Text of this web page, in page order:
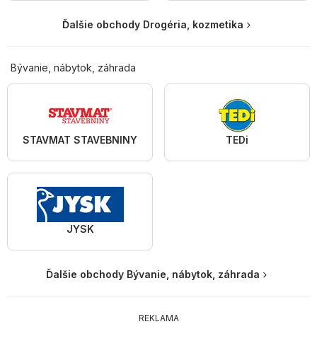
Ďalšie obchody Drogéria, kozmetika
Bývanie, nábytok, záhrada
STAVMAT STAVEBNINY TEDi
JYSK
Ďalšie obchody Bývanie, nábytok, záhrada
REKLAMA